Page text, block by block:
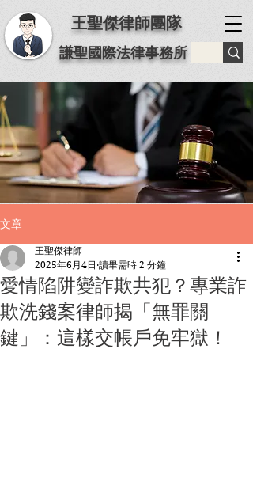
王聖傑律師團隊
謙聖國際法律事務所
文章
愛情陷阱變詐欺共犯？專業詐
欺洗錢案律師揭「無罪關
鍵」：這樣交帳戶免牢獄！
王聖傑律師
2025年6月4日 讀畢需時 2 分鐘